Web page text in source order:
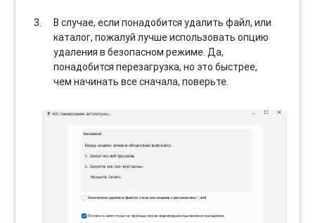
В случае, если понадобится удалить файл, или
каталог, пожалуй лучше использовать опцию
удаления в безопасном режиме. Да,
понадобится перезагрузка, но это быстрее,
чем начинать все сначала, поверьте.